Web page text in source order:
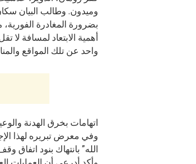
وميدون. وطالب البيان
بضرورة المغادرة
أهمية الابتعاد لمسافة لا
واحد عن تلك المواقع
اتهامات بخرق الهدنة
وفي معرض تبريره لهذا
الله” بانتهاك بنود اتفاق